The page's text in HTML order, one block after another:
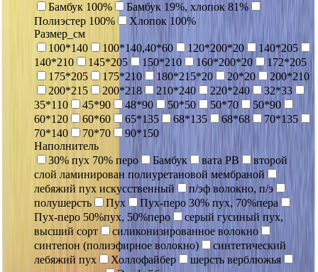
Бамбук 100%
Бамбук 19%, хлопок 81%
Полиэстер 100%
Хлопок 100%
Размер_см
100*140
100*140,40*60 120*200*20
140*205
140*210
145*205 150*210 160*200*20
172*205
175*205
175*210 180*215*20 20*20
200*210
200*215
200*218 210*240 220*240
32*33
35*110
45*90 48*90 50*50 50*70
50*90
60*120
60*60 65*135 68*135 68*68
70*135
70*140
70*70
90*150
Наполнитель
30% пух 70% перо
Бамбук вата РВ
второй
слой ламинирован полиуретановой мембраной
лебяжий пух искусственный
п/эф волокно, п/э
полушерсть
Пух
Пух-перо 30% пух, 70%пера
Пух-перо 50%пух, 50%перо
серый гусиный пух,
высший сорт
силиконизированное волокно
синтепон (полиэфирное волокно)
синтетический
лебяжий пух
Холлофайбер
шерсть верблюжья